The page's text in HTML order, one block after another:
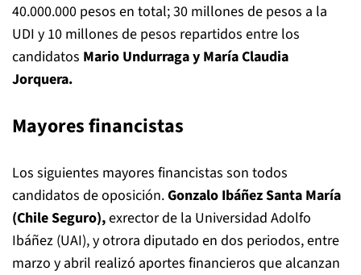
40.000.000 pesos en total; 30 millones de pesos a la
UDI y 10 millones de pesos repartidos entre los
candidatos Mario Undurraga y María Claudia
Jorquera.
Mayores financistas
Los siguientes mayores financistas son todos
candidatos de oposición.Gonzalo Ibáñez Santa María
(Chile Seguro),exrector de la Universidad Adolfo
Ibáñez (UAI), y otrora diputado en dos periodos, entre
marzo y abril realizó aportes financieros que alcanzan